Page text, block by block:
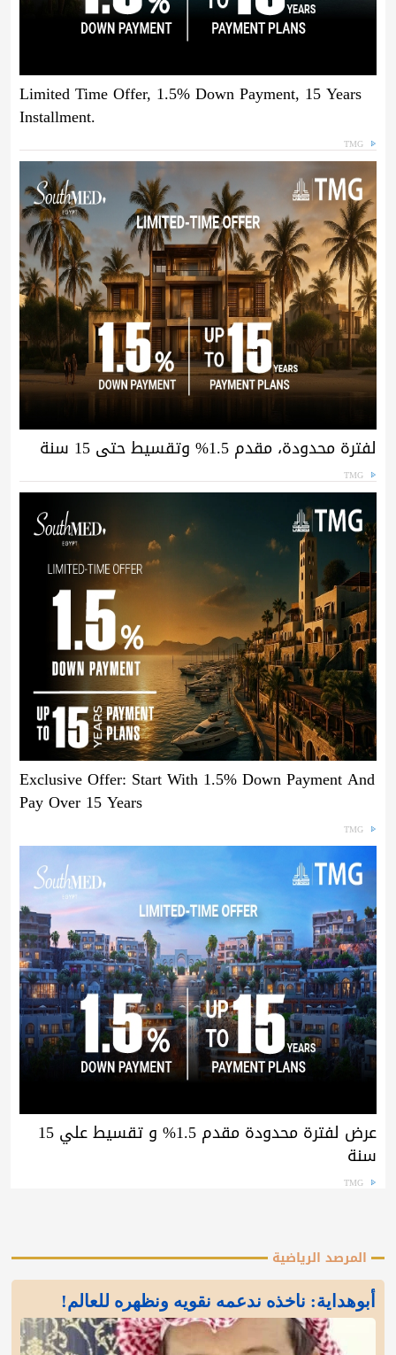
Limited Time Offer, 1.5% Down Payment, 15 Years
Installment.
TMG
لفترة محدودة، مقدم 1.5% وتقسيط حتى 15 سنة
TMG
Exclusive Offer: Start With 1.5% Down Payment And
Pay Over 15 Years
TMG
عرض لفترة محدودة مقدم 1.5% و تقسيط علي 15
سنة
TMG
المرصد الرياضية
أبوهداية: ناخذه ندعمه نقويه ونظهره للعالم!